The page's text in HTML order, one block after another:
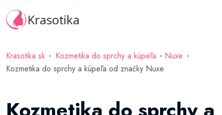
Krasotika.sk Kozmetika do sprchy a kúpeľa
Nuxe
Kozmetika do sprchy a kúpeľa od značky Nuxe